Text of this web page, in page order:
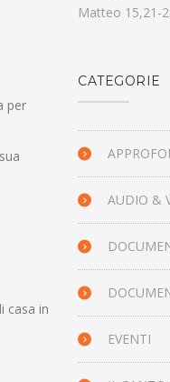
per
casa in
Matteo 15,21-
CATEGORIE
AUDIO &
EVENTI